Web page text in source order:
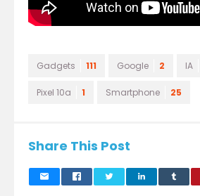
Gadgets 111 Google 2 IA
Pixel 10a 1 Smartphone 25
Share This Post